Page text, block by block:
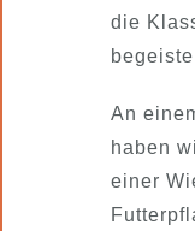
die
An
haben
einer